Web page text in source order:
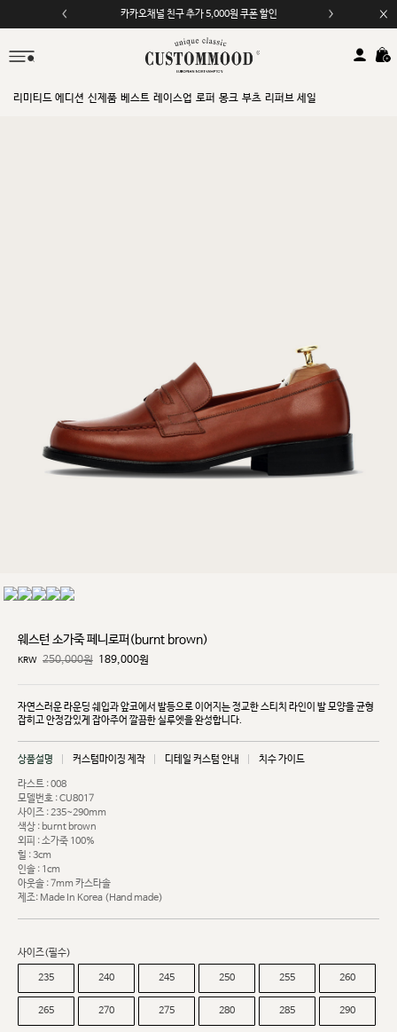
카카오채널 친구 추가 5,000원 쿠폰 할인
모바일 앱 자동 2,000원 할인
리미티드 에디션 신제품 베스트 레이스업 로퍼 몽크 부츠 리퍼브 세일
웨스턴 소가죽 페니로퍼(burnt brown)
KRW 250,000원 189,000원
자연스러운 라운딩 쉐입과 앞코에서 발등으로 이어지는 정교한 스티치 라인이 발 모양을 균형
잡히고안정감있게 잡아주어 깔끔한 실루엣을 완성합니다.
상품설명 커스텀마이징 제작 디테일 커스텀 안내 치수 가이드
라스트 : 008
모델번호 : CU8017
사이즈 : 235~290mm
색상 : burnt brown
외피 : 소가죽 100%
힐 : 3cm
인솔 : 1cm
아웃솔 : 7mm 카스타솔
제조: Made In Korea (Hand made)
사이즈(필수)
235 240 245 250 255 260
265 270 275 280 285 290